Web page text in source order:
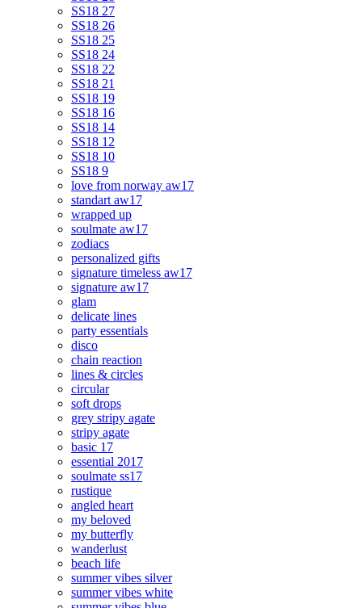
SS18 27
SS18 26
SS18 25
SS18 24
SS18 22
SS18 21
SS18 19
SS18 16
SS18 14
SS18 12
SS18 10
SS18 9
love from norway aw17
standart aw17
wrapped up
soulmate aw17
zodiacs
personalized gifts
signature timeless aw17
signature aw17
glam
delicate lines
party essentials
disco
chain reaction
lines & circles
circular
soft drops
grey stripy agate
stripy agate
basic 17
essential 2017
soulmate ss17
rustique
angled heart
my beloved
my butterfly
wanderlust
beach life
summer vibes silver
summer vibes white